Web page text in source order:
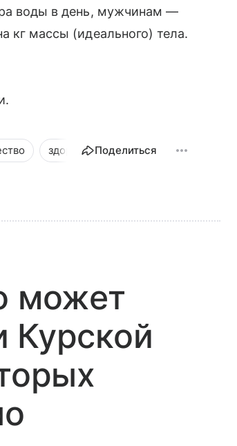
воды в день, мужчинам —
кг массы (идеального) тела.
здоровье_Поделиться
может
Курской